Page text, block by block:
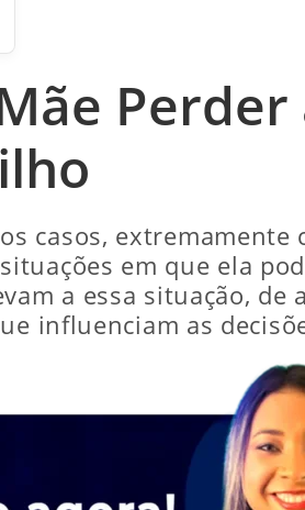
casos,
em que ela
a essa situação, de
influenciam as